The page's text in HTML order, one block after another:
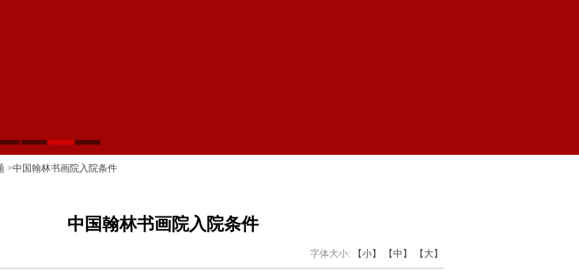
>中国翰林书画院入院条件
中国翰林书画院入院条件
字体大小: 【小】 【中】 【大】